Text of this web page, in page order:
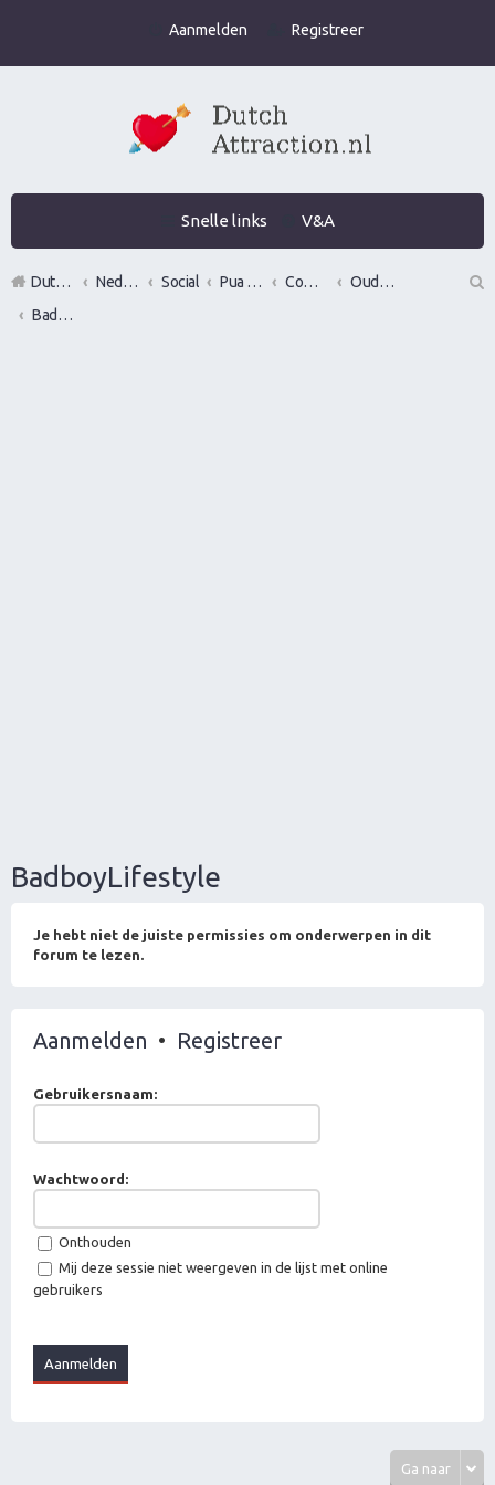
Aanmelden Registreer
Snelle links V&A
DutchAttraction.nl Nederlands grootste Dutch Attraction, Lifestyle, Vrouwen versieren en Pick-Up (PUA) Forum Social Pua evenementen Commerciële bedrijven / Reviews van versier workshops en pick up bootcamps
Oude bedrijven
BadboyLifestyle
BadboyLifestyle
Je hebt niet de juiste permissies om onderwerpen in dit
forum te lezen.
Aanmelden • Registreer
Gebruikersnaam:
Wachtwoord:
Onthouden
Mij deze sessie niet weergeven in de lijst met online
gebruikers
Ga naar